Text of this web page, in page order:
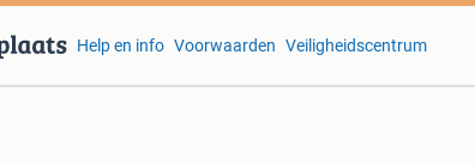
Help en info Voorwaarden Veiligheidscentrum